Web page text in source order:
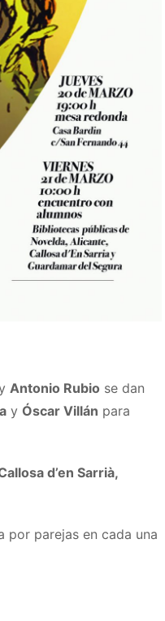
Antonio Rubio se dan
y Óscar Villán para
d’en Sarrià,
por parejas en cada una